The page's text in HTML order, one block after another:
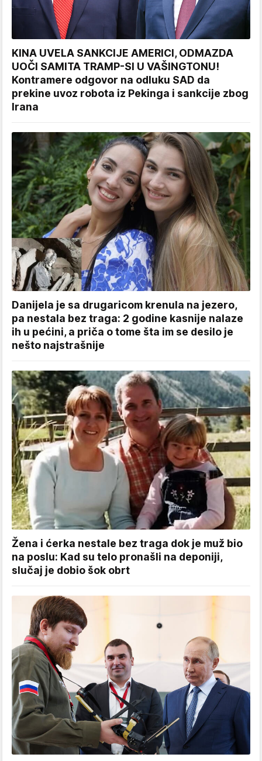
KINA UVELA SANKCIJE AMERICI, ODMAZDA
UOČI SAMITA TRAMP-SI U VAŠINGTONU!
Kontramere odgovor na odluku SAD da
prekine uvoz robota iz Pekinga i sankcije zbog
Irana
Danijela je sa drugaricom krenula na jezero,
pa nestala bez traga: 2 godine kasnije nalaze
ih u pećini, a priča o tome šta im se desilo je
nešto najstrašnije
Žena i ćerka nestale bez traga dok je muž bio
na poslu: Kad su telo pronašli na deponiji,
slučaj je dobio šok obrt